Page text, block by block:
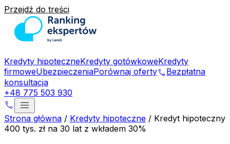
Przejdź do treści
Kredyty hipoteczneKredyty gotówkoweKredyty
firmoweUbezpieczeniaPorównaj ofertyphone Bezpłatna
konsultacja
+48 775 503 930
phone menu
Strona główna / Kredyty hipoteczne / Kredyt hipoteczny
400 tys. zł na 30 lat z wkładem 30%